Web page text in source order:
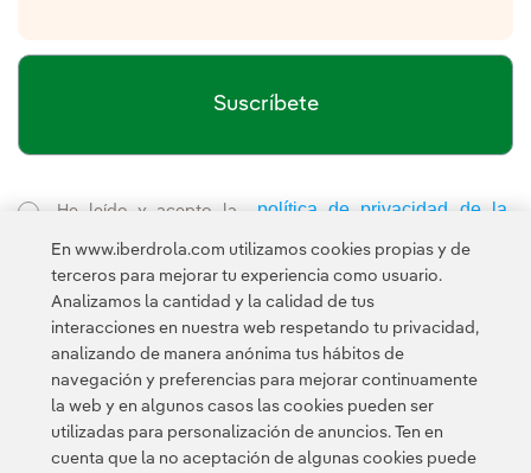
Suscríbete
He leído y acepto la
política de privacidad de la
Newsletter
Enlace externo, se abre en ventana nueva.
Esta página está protegida por reCAPTCHA y se aplican la
Política de privacidad y los
Contacta Política de Privacidad Información legal
En www.iberdrola.com utilizamos cookies propias y de
terceros para mejorar tu experiencia como usuario.
Analizamos la cantidad y la calidad de tus
interacciones en nuestra web respetando tu privacidad,
analizando de manera anónima tus hábitos de
navegación y preferencias para mejorar continuamente
la web y en algunos casos las cookies pueden ser
utilizadas para personalización de anuncios. Ten en
cuenta que la no aceptación de algunas cookies puede